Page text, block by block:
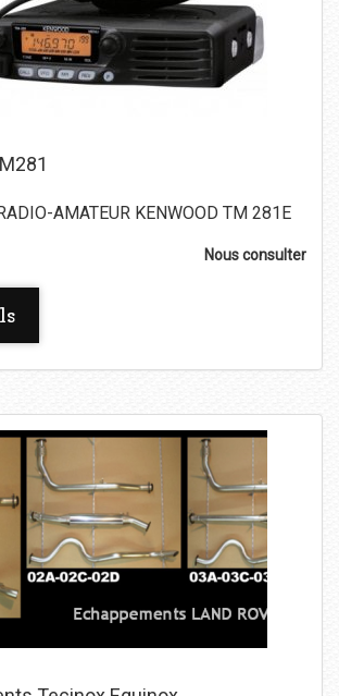
AMATEUR KENWOOD TM 281E
Nous consulter